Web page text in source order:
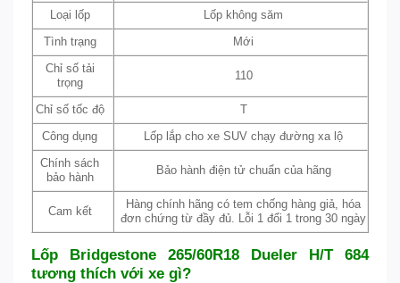
Loại lốp Lốp không săm
Tình trạng Mới
Chỉ số tải
trọng
110
Chỉ số tốc độ
Công dụng Lốp lắp cho xe SUV chạy đường xa lộ
Chính sách
bảo hành
Bảo hành điện tử chuẩn của hãng
Cam kết
Hàng chính hãng có tem chống hàng giả, hóa
đơn chứng từ đầy đủ. Lỗi 1 đổi 1 trong 30 ngày
Lốp Bridgestone 265/60R18 Dueler H/T 684
tương thích với xe gì?